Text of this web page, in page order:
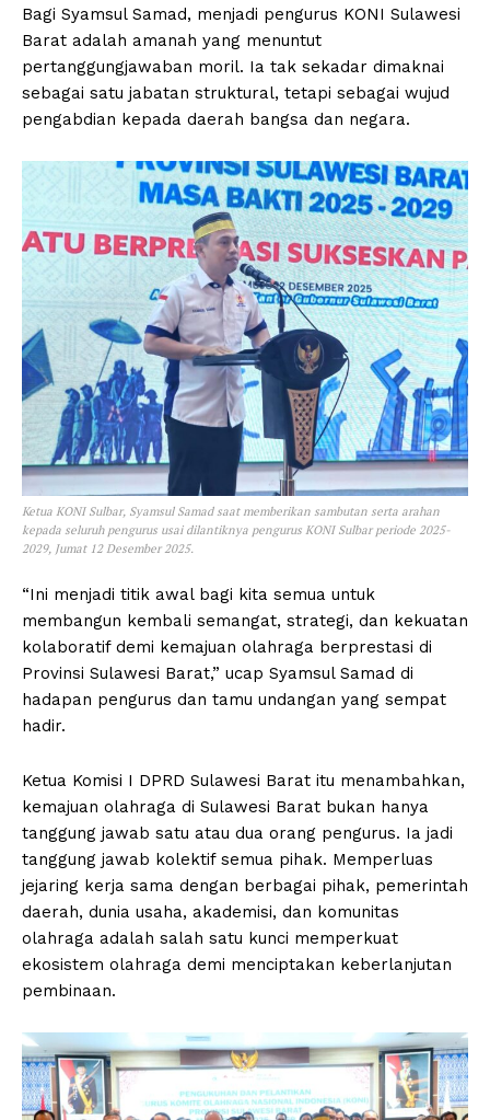
Bagi Syamsul Samad, menjadi pengurus KONI Sulawesi
Barat adalah amanah yang menuntut
pertanggungjawaban moril. Ia tak sekadar dimaknai
sebagai satu jabatan struktural, tetapi sebagai wujud
pengabdian kepada daerah bangsa dan negara.
Ketua KONI Sulbar, Syamsul Samad saat memberikan sambutan serta arahan
kepada seluruh pengurus usai dilantiknya pengurus KONI Sulbar periode 2025-
2029, Jumat 12 Desember 2025.
“Ini menjadi titik awal bagi kita semua untuk
membangun kembali semangat, strategi, dan kekuatan
kolaboratif demi kemajuan olahraga berprestasi di
Provinsi Sulawesi Barat,” ucap Syamsul Samad di
hadapan pengurus dan tamu undangan yang sempat
hadir.
Ketua Komisi I DPRD Sulawesi Barat itu menambahkan,
kemajuan olahraga di Sulawesi Barat bukan hanya
tanggung jawab satu atau dua orang pengurus. Ia jadi
tanggung jawab kolektif semua pihak. Memperluas
jejaring kerja sama dengan berbagai pihak, pemerintah
daerah, dunia usaha, akademisi, dan komunitas
olahraga adalah salah satu kunci memperkuat
ekosistem olahraga demi menciptakan keberlanjutan
pembinaan.